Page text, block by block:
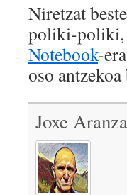
Niretzat
poliki-poliki,
Notebook-
oso antzekoa
Joxe